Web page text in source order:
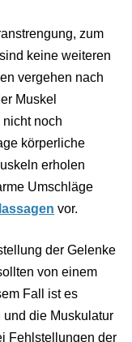
zum
keine weiteren
vergehen nach
Muskel
noch
körperliche
erholen
Umschläge
vor.
der Gelenke
von einem
Fall ist es
die Muskulatur
Fehlstellungen der